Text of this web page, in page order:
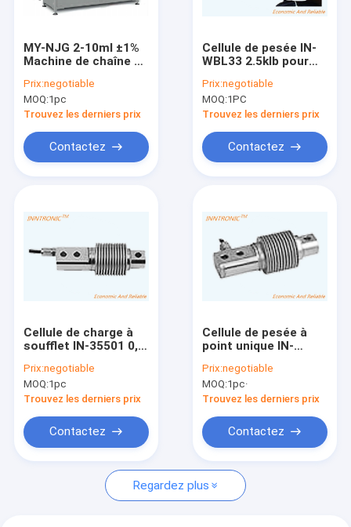
Produits
À propos de nous
Demandez une citation
Capteur de pression de piézoélectrique de colonne
Capteur de pression de piézoélectrique unique en aluminium
MY-NJG 2-10ml ±1%
Machine de chaîne de
remplissage de tubes
de gel de bonne
qualité 1-2 têtes
Prix:negotiable
MOQ:1pc
Trouvez les derniers prix
Contactez
Cellule de pesée IN-
WBL33 2.5klb pour
poutre de
cisaillement SS/Acier
allié C3 IP68, capteur
2mv/v
Prix:negotiable
MOQ:1PC
Trouvez les derniers prix
Contactez
Cellule de charge à
soufflet IN-35501 0,5
force à soufflet,
capteur de poids en
acier allié C3 2mv/v
Prix:negotiable
MOQ:1pc
Trouvez les derniers prix
Contactez
Cellule de pesée à
point unique IN-
soufflet, C3, capteur
de force pour la
mesure du couple, 2
Prix:negotiable
MOQ:1pc·
Trouvez les derniers prix
Contactez
Regardez plus